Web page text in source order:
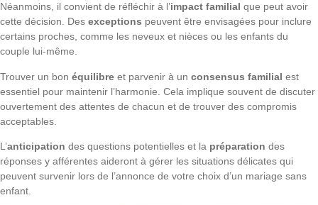
Néanmoins, il convient de réfléchir à l’impact familial que peut avoir
cette décision. Des exceptions peuvent être envisagées pour inclure
certains proches, comme les neveux et nièces ou les enfants du
couple lui-même.
Trouver un bon équilibre et parvenir à un consensus familial est
essentiel pour maintenir l’harmonie. Cela implique souvent de discuter
ouvertement des attentes de chacun et de trouver des compromis
acceptables.
L’anticipation des questions potentielles et la préparation des
réponses y afférentes aideront à gérer les situations délicates qui
peuvent survenir lors de l’annonce de votre choix d’un mariage sans
enfant.